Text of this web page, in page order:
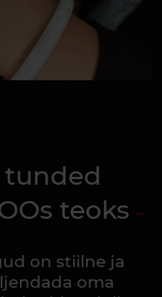
tunded
teoks
on stiilne ja
oma